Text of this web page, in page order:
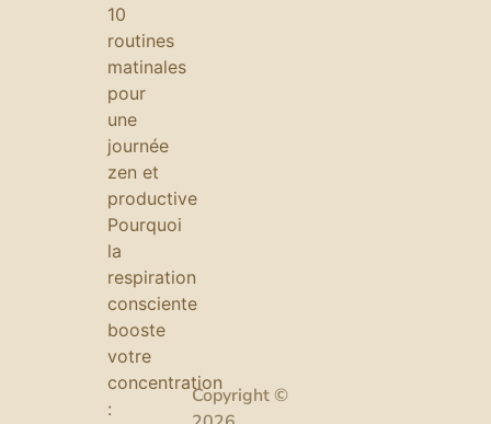
10
routines
matinales
pour
une
journée
zen et
productive
Pourquoi
la
respiration
consciente
booste
votre
concentration
:
Copyright ©